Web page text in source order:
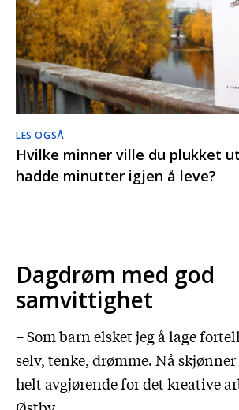
LES OGSÅ
Hvilke minner ville du plukket
hadde minutter igjen å leve?
Dagdrøm med god
samvittighet
– Som barn elsket jeg å lage
selv, tenke, drømme. Nå skjønner
helt avgjørende for det kreative